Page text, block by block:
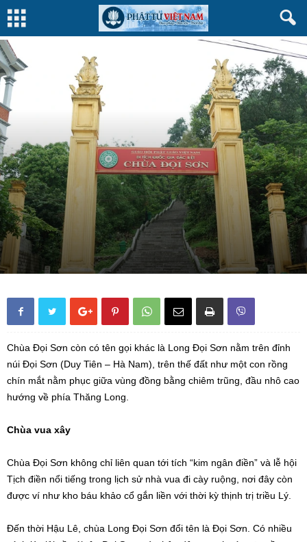
VĂN HÓA CHÙA VIỆT NAM
Chùa Đọi Sơn còn có tên gọi khác là Long Đọi Sơn nằm trên đỉnh
núi Đọi Sơn (Duy Tiên – Hà Nam), trên thế đất như một con rồng
chín mắt nằm phục giữa vùng đồng bằng chiêm trũng, đầu nhô cao
hướng về phía Thăng Long.
Chùa vua xây
Chùa Đọi Sơn không chỉ liên quan tới tích “kim ngân điền” và lễ hội
Tịch điền nổi tiếng trong lịch sử nhà vua đi cày ruộng, nơi đây còn
được ví như kho báu khảo cổ gắn liền với thời kỳ thịnh trị triều Lý.
Đến thời Hậu Lê, chùa Long Đọi Sơn đổi tên là Đọi Sơn. Có nhiều